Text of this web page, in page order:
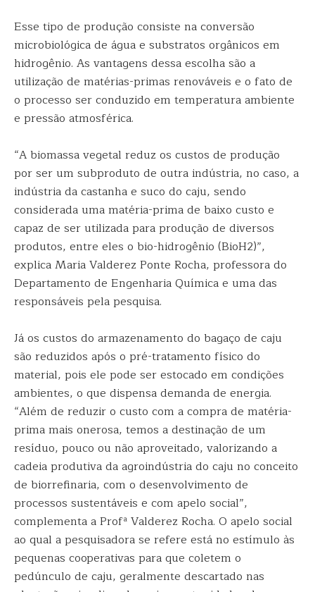
Esse tipo de produção consiste na conversão
microbiológica de água e substratos orgânicos em
hidrogênio. As vantagens dessa escolha são a
utilização de matérias-primas renováveis e o fato de
o processo ser conduzido em temperatura ambiente
e pressão atmosférica.
“A biomassa vegetal reduz os custos de produção
por ser um subproduto de outra indústria, no caso, a
indústria da castanha e suco do caju, sendo
considerada uma matéria-prima de baixo custo e
capaz de ser utilizada para produção de diversos
produtos, entre eles o bio-hidrogênio (BioH2)”,
explica Maria Valderez Ponte Rocha, professora do
Departamento de Engenharia Química e uma das
responsáveis pela pesquisa.
Já os custos do armazenamento do bagaço de caju
são reduzidos após o pré-tratamento físico do
material, pois ele pode ser estocado em condições
ambientes, o que dispensa demanda de energia.
“Além de reduzir o custo com a compra de matéria-
prima mais onerosa, temos a destinação de um
resíduo, pouco ou não aproveitado, valorizando a
cadeia produtiva da agroindústria do caju no conceito
de biorrefinaria, com o desenvolvimento de
processos sustentáveis e com apelo social”,
complementa a Profª Valderez Rocha. O apelo social
ao qual a pesquisadora se refere está no estímulo às
pequenas cooperativas para que coletem o
pedúnculo de caju, geralmente descartado nas